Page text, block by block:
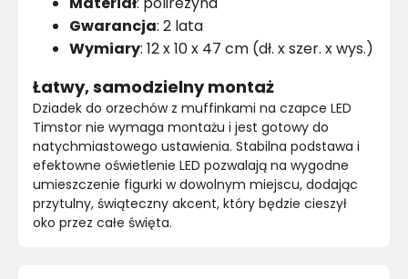
Gwarancja: 2 lata
Wymiary: 12 x 10 x 47 cm (dł. x szer. x wys.)
Łatwy, samodzielny montaż
Dziadek do orzechów z muffinkami na czapce LED
Timstor nie wymaga montażu i jest gotowy do
natychmiastowego ustawienia. Stabilna podstawa i
efektowne oświetlenie LED pozwalają na wygodne
umieszczenie figurki w dowolnym miejscu, dodając
przytulny, świąteczny akcent, który będzie cieszył
oko przez całe święta.